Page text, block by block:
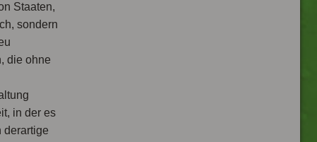
Staaten,
sondern
die ohne
in der es
derartige